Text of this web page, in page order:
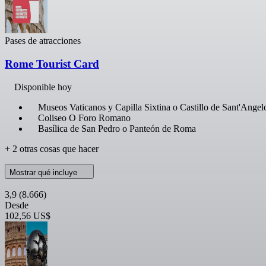
Pases de atracciones
Rome Tourist Card
Disponible hoy
Museos Vaticanos y Capilla Sixtina o Castillo de
Coliseo O Foro Romano
Basílica de San Pedro o Panteón de Roma
+ 2 otras cosas que hacer
Mostrar qué incluye
3,9 (8.666)
Desde
102,56 US$